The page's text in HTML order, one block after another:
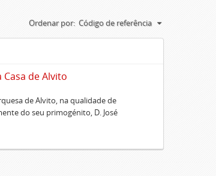
Ordenar por: Código de referência
de Alvito
de Alvito, na qualidade de
do seu primogénito, D. José